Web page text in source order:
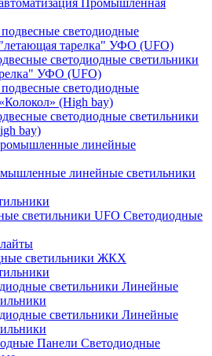
Промышленная
cветодиодные светильники
УФО (UFO)
cветодиодные светильники
bay)
линейные светильники
UFO Светодиодные
ЖКХ
Линейные
Линейные
Панели Светодиодные